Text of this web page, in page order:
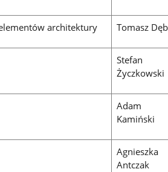
architektury Tomasz
Stefan
Życzkowski
Adam
Kamiński
Agnieszka
Antczak